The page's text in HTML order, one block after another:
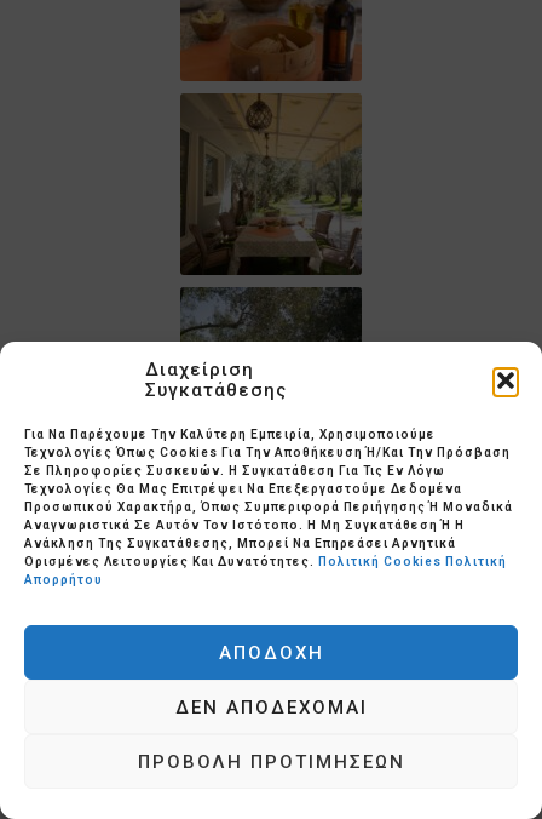
Διαχείριση
Συγκατάθεσης
Για Να Παρέχουμε Την Καλύτερη Εμπειρία, Χρησιμοποιούμε
Τεχνολογίες Όπως Cookies Για Την Αποθήκευση Ή/και Την Πρόσβαση
Σε Πληροφορίες Συσκευών. Η Συγκατάθεση Για Τις Εν Λόγω
Τεχνολογίες Θα Μας Επιτρέψει Να Επεξεργαστούμε Δεδομένα
Προσωπικού Χαρακτήρα, Όπως Συμπεριφορά Περιήγησης Ή Μοναδικά
Αναγνωριστικά Σε Αυτόν Τον Ιστότοπο. Η Μη Συγκατάθεση Ή Η
Ανάκληση Της Συγκατάθεσης, Μπορεί Να Επηρεάσει Αρνητικά
Ορισμένες Λειτουργίες Και Δυνατότητες.
Πολιτική Cookies Πολιτική
Απορρήτου
ΑΠΟΔΟΧΉ
ΔΕΝ ΑΠΟΔΈΧΟΜΑΙ
ΠΡΟΒΟΛΉ ΠΡΟΤΙΜΉΣΕΩΝ